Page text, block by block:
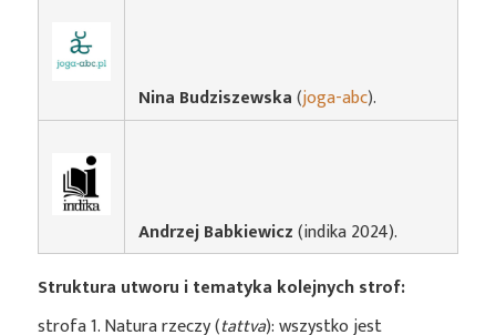
Nina Budziszewska(joga-abc).
Andrzej Babkiewicz(indika 2024).
Struktura utworu i tematyka kolejnych strof:
strofa 1. Natura rzeczy (tattva): wszystko jest